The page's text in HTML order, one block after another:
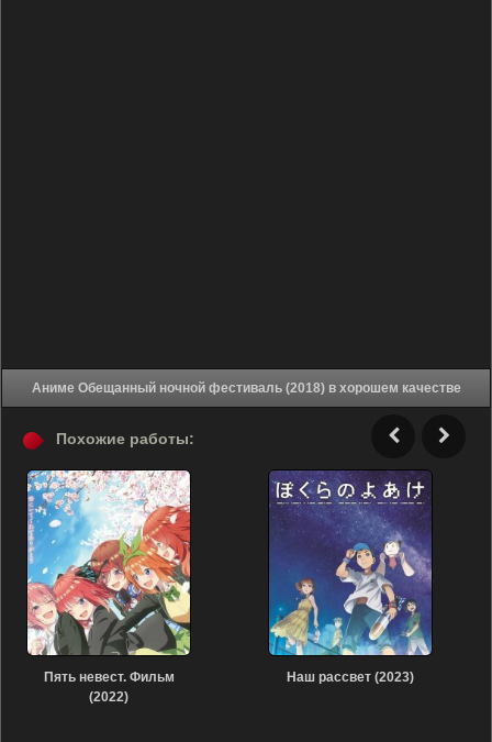
Аниме Обещанный ночной фестиваль (2018) в хорошем качестве
Похожие работы:
Пять невест. Фильм
(2022)
Наш рассвет (2023)